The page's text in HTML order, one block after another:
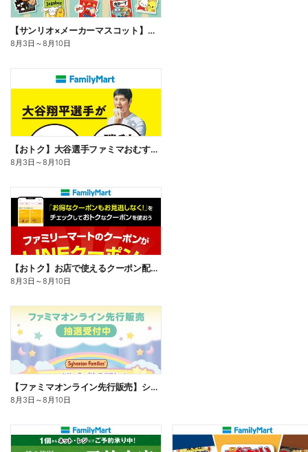
【サンリオ×メーカーマスコット】オリジナルグッズ貰える!
8月3日 ～8月10日
【おトク】大谷選手ファミマおむすび割
8月3日 ～8月10日
【おトク】お店で使えるクーポン配信中
8月3日 ～8月10日
【ファミマオンライン先行販売】シルバニアファミリー
8月3日 ～8月10日